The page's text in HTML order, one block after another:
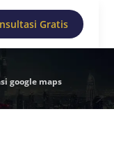
Gratis
google maps